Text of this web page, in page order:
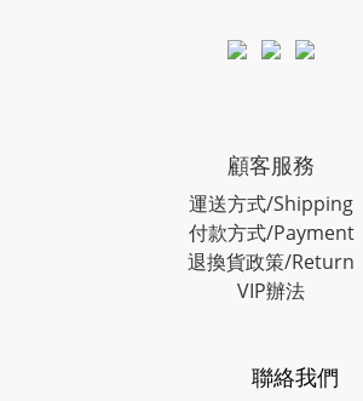
顧客服務
運送方式/Shipping
付款方式/Payment
退換貨政策/Return
VIP辦法
聯絡我們